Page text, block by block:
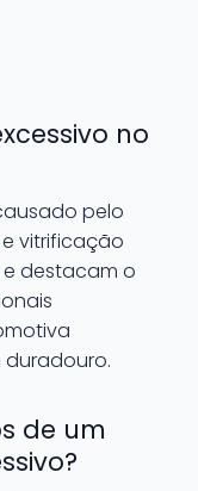
no
pelo
vitrificação
destacam o
duradouro.
de um